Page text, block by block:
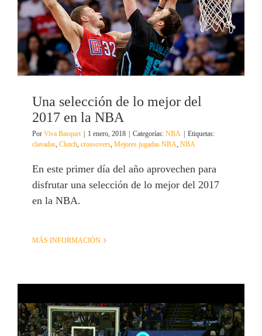
Una selección de lo mejor del
2017 en la NBA
Por Viva Basquet 1 enero, 2018 Categorías: NBA
Etiquetas:
clavadas, Clutch, crossovers, Mejores jugadas NBA, NBA
En este primer día del año aprovechen para
disfrutar una selección de lo mejor del 2017
en la NBA.
MÁS INFORMACIÓN